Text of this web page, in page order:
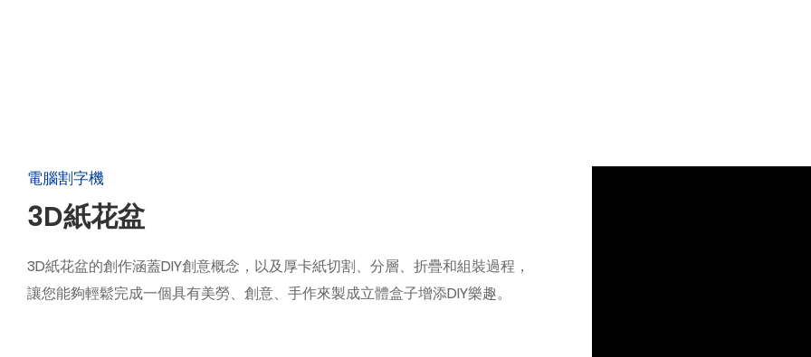
電腦割字機
3D紙花盆
3D紙花盆的創作涵蓋DIY創意概念，以及厚卡紙切割、分層、折疊和組裝過程，
讓您能夠輕鬆完成一個具有美勞、創意、手作來製成立體盒子增添DIY樂趣。